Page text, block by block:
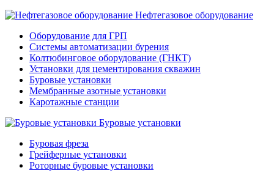
Нефтегазовое оборудование
Оборудование для ГРП
Системы автоматизации бурения
Колтюбинговое оборудование (ГНКТ)
Установки для цементирования скважин
Буровые установки
Мембранные азотные установки
Каротажные станции
Буровые установки
Буровая фреза
Грейферные установки
Роторные буровые установки